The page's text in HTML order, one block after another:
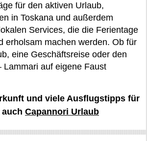
für den aktiven Urlaub,
in Toskana und außerdem
Services, die die Ferientage
erholsam machen werden. Ob für
eine Geschäftsreise oder den
Lammari auf eigene Faust
und viele Ausflugstipps für
Capannori Urlaub